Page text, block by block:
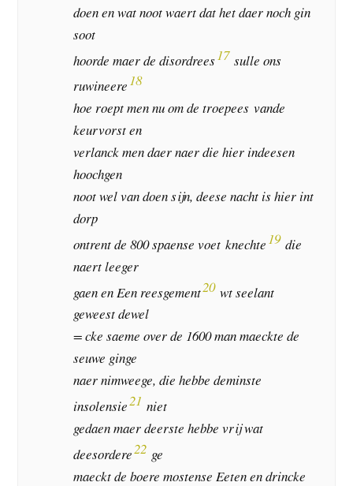
doen en wat noot waert dat het daer noch gin
soot
hoorde maer de disordrees17 sulle ons
ruwineere18
hoe roept men nu om de troepees vande
keurvorst en
verlanck men daer naer die hier indeesen
hoochgen
noot wel van doen sijn, deese nacht is hier int
dorp
ontrent de 800 spaense voet knechte19 die
naert leeger
gaen en Een reesgement20 wt seelant
geweest dewel
= cke saeme over de 1600 man maeckte de
seuwe ginge
naer nimweege, die hebbe deminste
insolensie21 niet
gedaen maer deerste hebbe vrij wat
deesordere22 ge
maeckt de boere mostense Eeten en drincke